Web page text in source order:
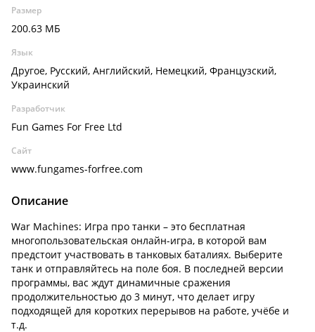
Размер
200.63 МБ
Язык
Другое, Русский, Английский, Немецкий, Французский,
Украинский
Разработчик
Fun Games For Free Ltd
Сайт
www.fungames-forfree.com
Описание
War Machines: Игра про танки – это бесплатная
многопользовательская онлайн-игра, в которой вам
предстоит участвовать в танковых баталиях. Выберите
танк и отправляйтесь на поле боя. В последней версии
программы, вас ждут динамичные сражения
продолжительностью до 3 минут, что делает игру
подходящей для коротких перерывов на работе, учёбе и
т.д.